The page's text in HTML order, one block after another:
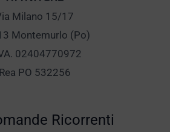
Milano 15/17
Montemurlo (Po)
02404770972
Rea PO 532256
Ricorrenti